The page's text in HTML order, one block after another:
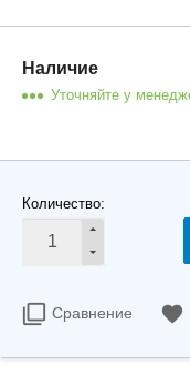
Наличие
Количество:
Сравнение